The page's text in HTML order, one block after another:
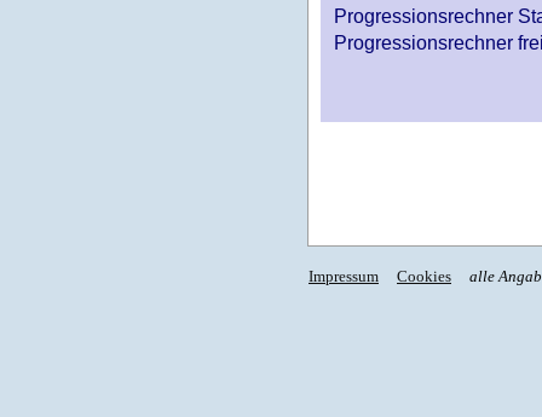
Progressionsrechner
Progressionsrechner
Impressum Cookies alle